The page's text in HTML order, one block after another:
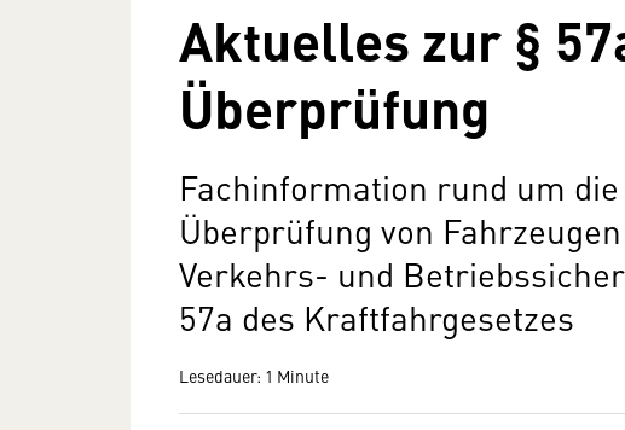
Aktuelles zur §
Überprüfung
Fachinformation rund um
Überprüfung von
Verkehrs- und
57a des Kraftfahrgesetzes
Lesedauer: 1 Minute